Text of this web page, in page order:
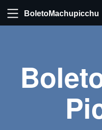
BoletoMachupicchu